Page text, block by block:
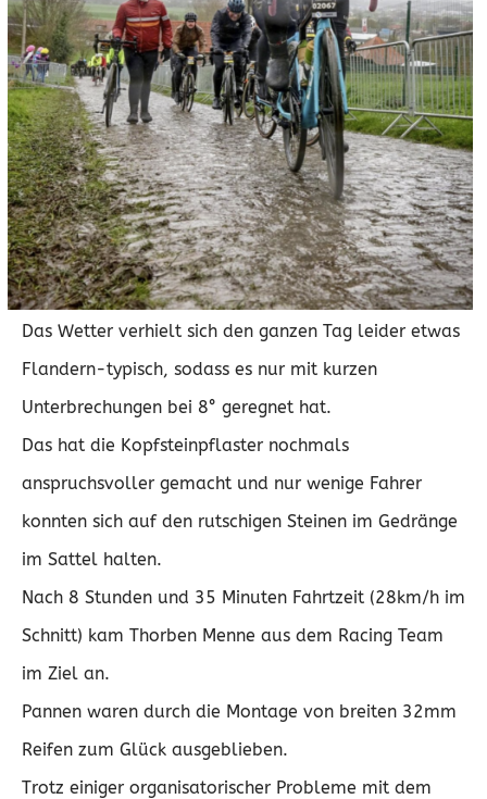
Zentrum von Brügge Richtung Oudennarde.
Die ersten 80 Kilometer waren dabei sehr flach, erst
in den letzten zwei Dritteln der Strecke ging es
hügelig über die berühmt-berüchtigten
Kopfsteinpflaster.
In dem insgesamt etwa 2300HM mussten unter
anderem der Koppenberg, Paternberg und die Muur
van Geraardsbergen bezwungen werden.
Das Wetter verhielt sich den ganzen Tag leider etwas
Flandern-typisch, sodass es nur mit kurzen
Unterbrechungen bei 8° geregnet hat.
Das hat die Kopfsteinpflaster nochmals
anspruchsvoller gemacht und nur wenige Fahrer
konnten sich auf den rutschigen Steinen im Gedränge
im Sattel halten.
Nach 8 Stunden und 35 Minuten Fahrtzeit (28km/h im
Schnitt) kam Thorben Menne aus dem Racing Team
im Ziel an.
Pannen waren durch die Montage von breiten 32mm
Reifen zum Glück ausgeblieben.
Trotz einiger organisatorischer Probleme mit dem